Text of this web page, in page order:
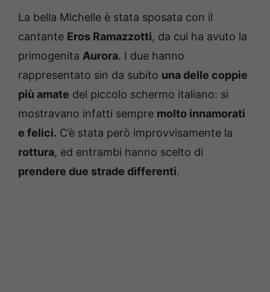
La bella Michelle è stata sposata con il
cantante Eros Ramazzotti, da cui ha avuto la
primogenita Aurora. I due hanno
rappresentato sin da subito una delle coppie
più amate del piccolo schermo italiano: si
mostravano infatti sempre molto innamorati
e felici. C’è stata però improvvisamente la
rottura, ed entrambi hanno scelto di
prendere due strade differenti.